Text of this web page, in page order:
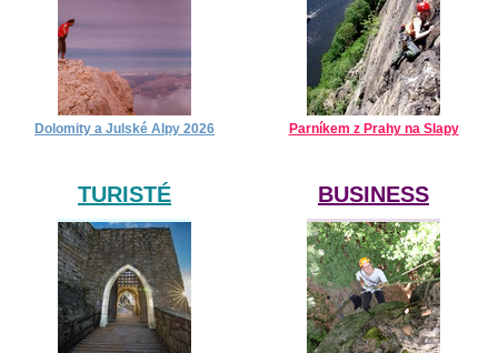
Dolomity a Julské Alpy 2026 Parníkem z Prahy na Slapy
TURISTÉ BUSINESS